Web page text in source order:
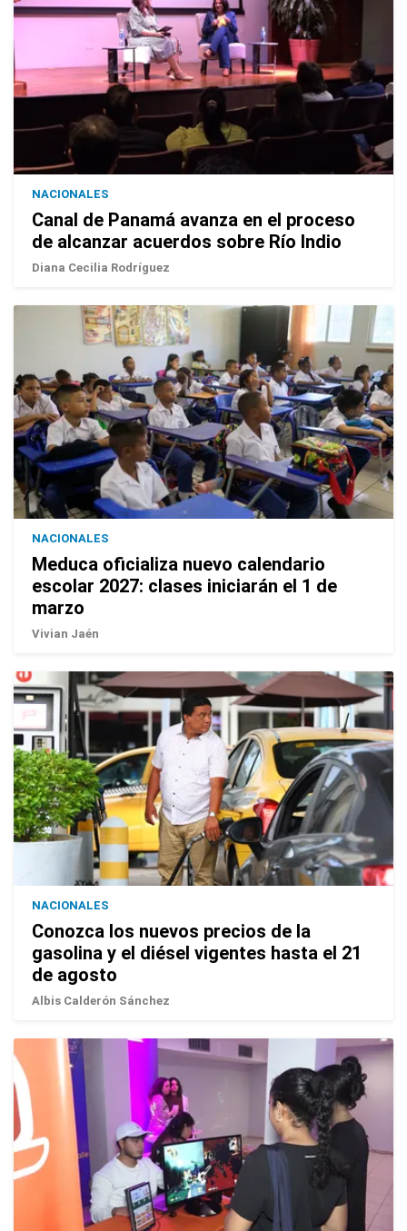
NACIONALES
Canal de Panamá avanza en el proceso
de alcanzar acuerdos sobre Río Indio
Diana Cecilia Rodríguez
NACIONALES
Meduca oficializa nuevo calendario
escolar 2027: clases iniciarán el 1 de
marzo
Vivian Jaén
NACIONALES
Conozca los nuevos precios de la
gasolina y el diésel vigentes hasta el 21
de agosto
Albis Calderón Sánchez